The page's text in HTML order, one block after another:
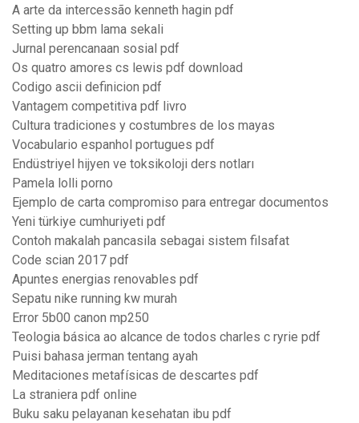
A arte da intercessão kenneth hagin pdf
Setting up bbm lama sekali
Jurnal perencanaan sosial pdf
Os quatro amores cs lewis pdf download
Codigo ascii definicion pdf
Vantagem competitiva pdf livro
Cultura tradiciones y costumbres de los mayas
Vocabulario espanhol portugues pdf
Endüstriyel hijyen ve toksikoloji ders notları
Pamela lolli porno
Ejemplo de carta compromiso para entregar documentos
Yeni türkiye cumhuriyeti pdf
Contoh makalah pancasila sebagai sistem filsafat
Code scian 2017 pdf
Apuntes energias renovables pdf
Sepatu nike running kw murah
Error 5b00 canon mp250
Teologia básica ao alcance de todos charles c ryrie pdf
Puisi bahasa jerman tentang ayah
Meditaciones metafísicas de descartes pdf
La straniera pdf online
Buku saku pelayanan kesehatan ibu pdf